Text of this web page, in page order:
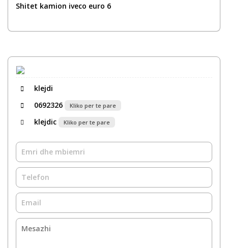
Shitet kamion iveco euro 6
klejdi
0692326
Kliko per te pare
klejdic Kliko per te pare